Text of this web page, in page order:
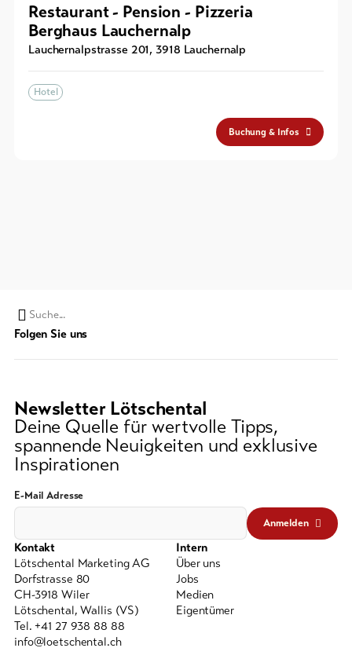
Restaurant - Pension - Pizzeria
Berghaus Lauchernalp
Lauchernalpstrasse 201, 3918 Lauchernalp
Hotel
Buchung & Infos
Suchwort
Folgen Sie uns
Newsletter Lötschental
Deine Quelle für wertvolle Tipps,
spannende Neuigkeiten und exklusive
Inspirationen
E-Mail Adresse
Anmelden
Kontakt
Lötschental Marketing AG
Dorfstrasse 80
CH-3918 Wiler
Lötschental, Wallis (VS)
Tel. +41 27 938 88 88
info@loetschental.ch
Intern
Über uns
Jobs
Medien
Eigentümer